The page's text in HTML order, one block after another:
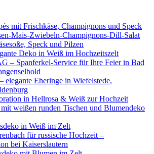
mit Frischkäse, Champignons und Speck
Mais-Zwiebeln-Champignons-Dill-Salat
Speck und Pilzen
Deko in Weiß im Hochzeitszelt
– Spanferkel-Service für Ihre Feier in Bad
elegante Eheringe in Wiefelstede,
in Hellrosa & Weiß zur Hochzeit
weißen runden Tischen und Blumendeko
in Weiß im Zelt
für russische Hochzeit –
bei Kaiserslautern